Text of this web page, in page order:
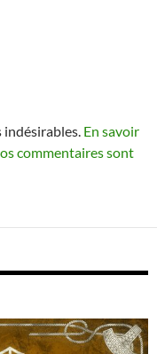
En savoir
commentaires sont